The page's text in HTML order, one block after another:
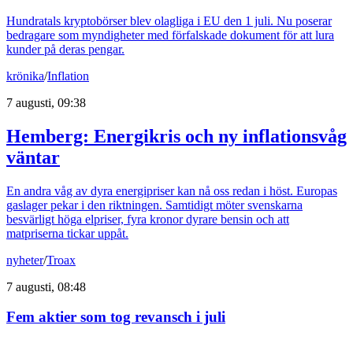
Hundratals kryptobörser blev olagliga i EU den 1 juli. Nu poserar
bedragare som myndigheter med förfalskade dokument för att lura
kunder på deras pengar.
krönika/Inflation
7 augusti, 09:38
Hemberg: Energikris och ny inflationsvåg
väntar
En andra våg av dyra energipriser kan nå oss redan i höst. Europas
gaslager pekar i den riktningen. Samtidigt möter svenskarna
besvärligt höga elpriser, fyra kronor dyrare bensin och att
matpriserna tickar uppåt.
nyheter/Troax
7 augusti, 08:48
Fem aktier som tog revansch i juli